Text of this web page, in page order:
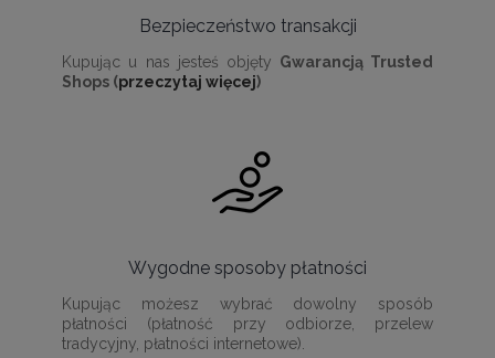
Bezpieczeństwo transakcji
Kupując u nas jesteś objęty Gwarancją Trusted
Shops (przeczytaj więcej)
Wygodne sposoby płatności
Kupując możesz wybrać dowolny sposób
płatności (płatność przy odbiorze, przelew
tradycyjny, płatności internetowe).